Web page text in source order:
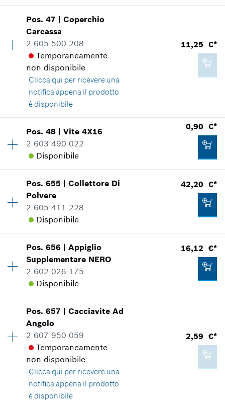
Aggiungere al carrello
Mostrare nell'illustrazione
2,17 €*
*Inclusa IVA
Aggiungere al carrello
Disponibilità 5
Gruppo prezzo
Informazioni parti di ricambio
Applicazione del ricambio
Mostrare nell'illustrazione
0,90 €*
*Inclusa IVA
Aggiungere al carrello
Pos.47 |Coperchio
Carcassa
2 605 500 208
Temporaneamente
non disponibile
Clicca qui per ricevere una
notifica appena il prodotto
è disponibile
11,25 €*
Gruppo prezzo:24
Informazioni parti di ricambio
11,25 €*
*Inclusa IVA
Pos.48 |Vite 4X16
2 603 490 022
Disponibile
0,90 €*
Disponibilità 2
Gruppo prezzo
Informazioni parti di ricambio
Applicazione del ricambio
Mostrare nell'illustrazione
0,90 €*
Inclusa IVA
Aggiungere al carrello
Pos.655 |Collettore Di
Polvere
2 605 411 228
Disponibile
42,20 €*
Disponibilità 1
Gruppo prezzo: 35
Informazioni parti di ricambio
Applicazione del ricambio
Mostrare nell'illustrazione
42,20 €*
*Inclusa IVA
Pos.656 |Appiglio
Supplementare NERO
2 602 026 175
Disponibile
16,12 €*
Disponibilità 1
Gruppo prezzo
Informazioni parti di ricambio
Applicazione del ricambio
Mostrare nell'illustrazione
Pos.657 |Cacciavite Ad
Angolo
2 607 950 059
Temporaneamente
non disponibile
Clicca qui per ricevere una
notifica appena il prodotto
è disponibile
2,59 €*